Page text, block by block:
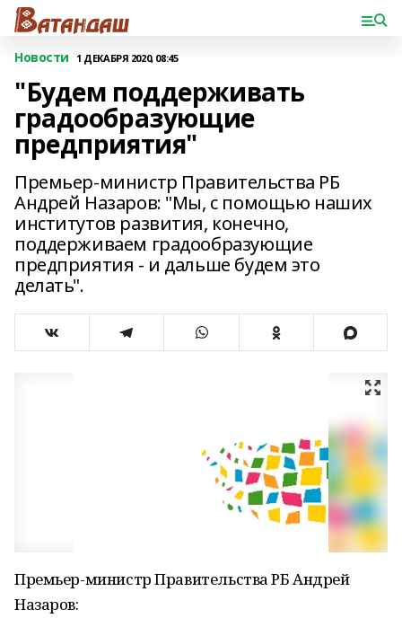
Новости 1 ДЕКАБРЯ 2020, 08:45
"Будем поддерживать
градообразующие
предприятия"
Премьер-министр Правительства РБ
Андрей Назаров: "Мы, с помощью наших
институтов развития, конечно,
поддерживаем градообразующие
предприятия - и дальше будем это
делать".
Премьер-министр Правительства РБ Андрей
Назаров: